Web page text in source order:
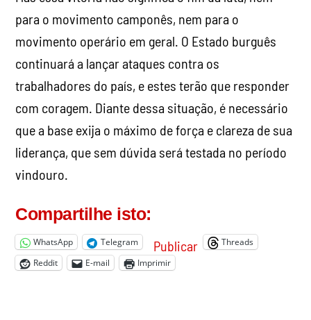
para o movimento camponês, nem para o
movimento operário em geral. O Estado burguês
continuará a lançar ataques contra os
trabalhadores do país, e estes terão que responder
com coragem. Diante dessa situação, é necessário
que a base exija o máximo de força e clareza de sua
liderança, que sem dúvida será testada no período
vindouro.
Compartilhe isto:
WhatsApp Telegram Publicar
Threads
Reddit
E-mail Imprimir